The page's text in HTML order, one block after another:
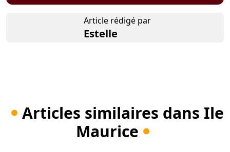
Article rédigé par
Estelle
Articles similaires dans Ile
Maurice